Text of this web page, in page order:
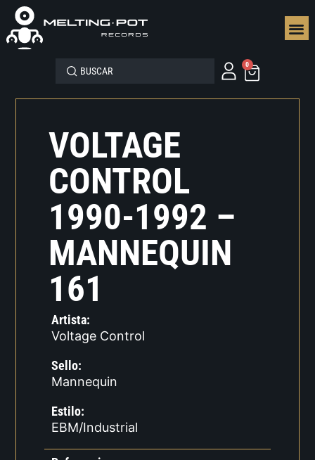
0
VOLTAGE
CONTROL
1990-1992 –
MANNEQUIN
161
Artista:
Voltage Control
Sello:
Mannequin
Estilo:
EBM/Industrial